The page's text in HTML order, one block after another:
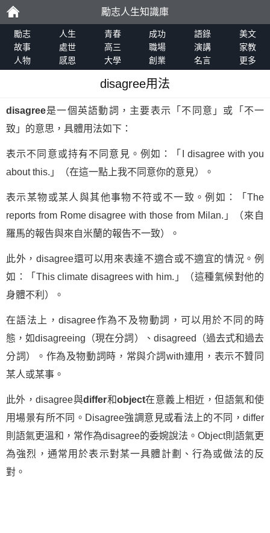
勵
志
勵志人生知識庫
勵志 人生 青春 成功 語錄
美文
故事
處世 高三 職場 演講
家教
人物
感恩 大學 創業 名言 更多
disagree用法
disagree是一個英語動詞，主要表示「不同意」或「不一
致」的意思，具體用法如下：
表示不同意或持有不同意見。例如：「I disagree with you
about this.」（在這一點上我不同意你的意見）。
表示某物或某人與其他事物不符或不一致。例如：「The
reports from Rome disagree with those from Milan.」（來自
羅馬的報告與來自米蘭的報告不一致）。
此外，disagree還可以用來表達不適合或不適宜的情況。例
如：「This climate disagrees with him.」（這種氣候對他的
身體不利）。
在語法上，disagree作為不及物動詞，可以用於不同的時
態，如disagreeing（現在分詞）、disagreed（過去式和過去
分詞）。作為及物動詞時，常與介詞with連用，表示不贊同
某人或某事。
此外，disagree與differ和object在意義上相近，但語氣和使
用場景有所不同。Disagree強調意見或看法上的不同，differ
則語氣更溫和，常作為disagree的委婉說法。Object則語氣更
為強烈，通常用於表示對某一具體計劃、行為或做法的反
對。